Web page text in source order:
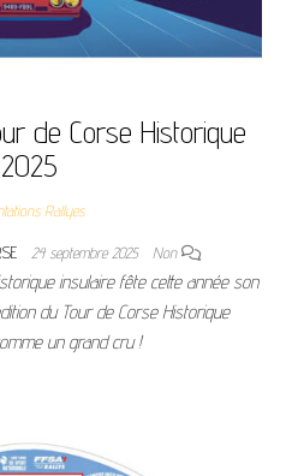
de Corse Historique
2025
Rallyes
24 septembre 2025 Non
insulaire fête cette année son
du Tour de Corse Historique
un grand cru !